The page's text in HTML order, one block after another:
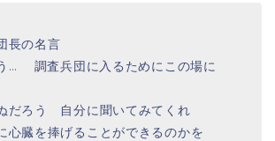
長の名言
… 調査兵団に入るためにこの場に
だろう 自分に聞いてみてくれ
心臓を捧げることができるのかを